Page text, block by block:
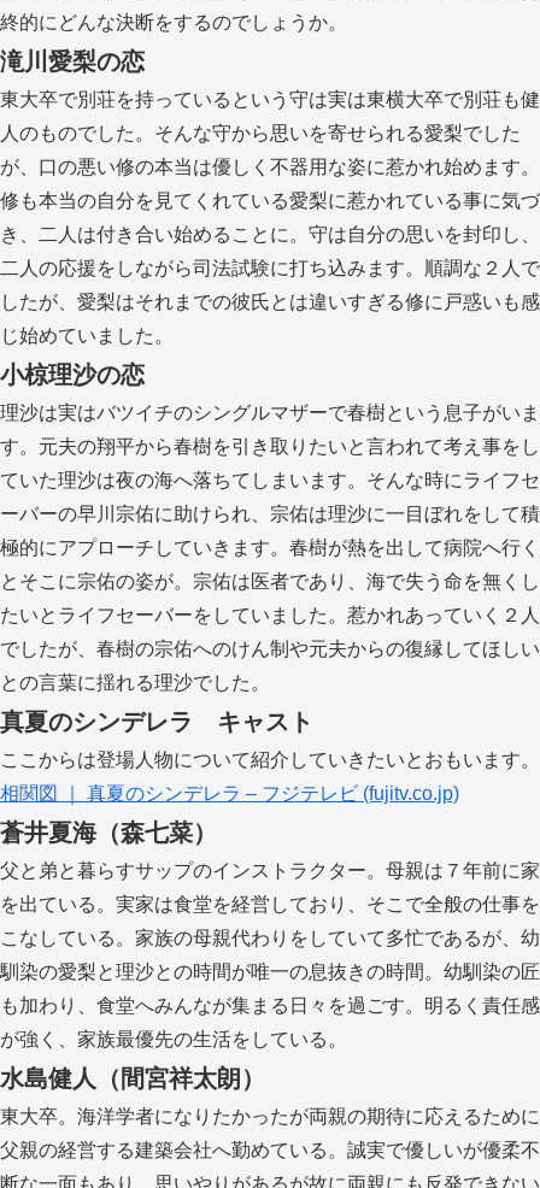
終的にどんな決断をするのでしょうか。
滝川愛梨の恋
東大卒で別荘を持っているという守は実は東横大卒で別荘も健
人のものでした。そんな守から思いを寄せられる愛梨でした
が、口の悪い修の本当は優しく不器用な姿に惹かれ始めます。
修も本当の自分を見てくれている愛梨に惹かれている事に気づ
き、二人は付き合い始めることに。守は自分の思いを封印し、
二人の応援をしながら司法試験に打ち込みます。順調な２人で
したが、愛梨はそれまでの彼氏とは違いすぎる修に戸惑いも感
じ始めていました。
小椋理沙の恋
理沙は実はバツイチのシングルマザーで春樹という息子がいま
す。元夫の翔平から春樹を引き取りたいと言われて考え事をし
ていた理沙は夜の海へ落ちてしまいます。そんな時にライフセ
ーバーの早川宗佑に助けられ、宗佑は理沙に一目ぼれをして積
極的にアプローチしていきます。春樹が熱を出して病院へ行く
とそこに宗佑の姿が。宗佑は医者であり、海で失う命を無くし
たいとライフセーバーをしていました。惹かれあっていく２人
でしたが、春樹の宗佑へのけん制や元夫からの復縁してほしい
との言葉に揺れる理沙でした。
真夏のシンデレラ キャスト
ここからは登場人物について紹介していきたいとおもいます。
相関図 ｜ 真夏のシンデレラ – フジテレビ (fujitv.co.jp)
蒼井夏海（森七菜）
父と弟と暮らすサップのインストラクター。母親は７年前に家
を出ている。実家は食堂を経営しており、そこで全般の仕事を
こなしている。家族の母親代わりをしていて多忙であるが、幼
馴染の愛梨と理沙との時間が唯一の息抜きの時間。幼馴染の匠
も加わり、食堂へみんなが集まる日々を過ごす。明るく責任感
が強く、家族最優先の生活をしている。
水島健人（間宮祥太朗）
東大卒。海洋学者になりたかったが両親の期待に応えるために
父親の経営する建築会社へ勤めている。誠実で優しいが優柔不
断な一面もあり、思いやりがあるが故に両親にも反発できない